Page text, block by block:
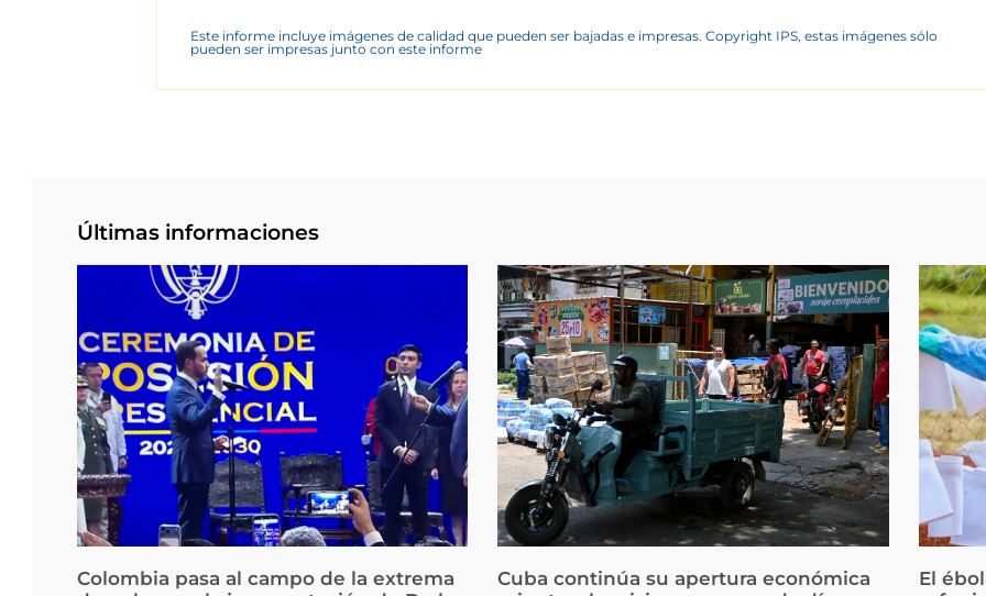
Este informe incluye imágenes de calidad que pueden ser bajadas e impresas. Copyright IPS, estas imágenes sólo
pueden ser impresas junto con este informe
Últimas informaciones
Colombia pasa al campo de la extrema
Cuba continúa su apertura económica
El